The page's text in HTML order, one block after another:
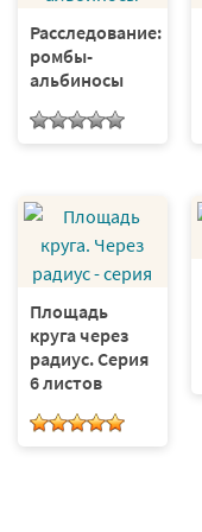
Расследование:
ромбы-
альбиносы
Площадь
круга через
радиус. Серия
6 листов